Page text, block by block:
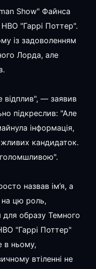
Show" Файнса
"Гаррі Поттер".
із задоволенням
Лорда, але
— заявив
підкреслив: "Але
інформація,
кандидаток.
назвав ім’я, а
на цю роль,
для образу Темного
"Гаррі Поттер"
в ньому,
втіленні не